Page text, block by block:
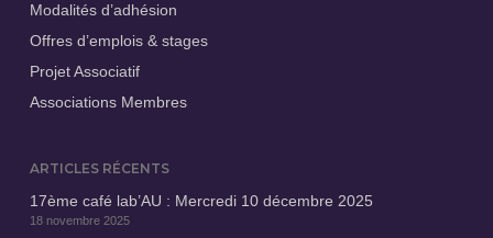
Modalités d’adhésion
Offres d’emplois & stages
Projet Associatif
Associations Membres
ARTICLES RÉCENTS
17ème café lab’AU : Mercredi 10 décembre 2025
18 novembre 2025